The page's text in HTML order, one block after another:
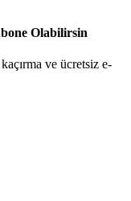
Olabilirsin
ve ücretsiz e-